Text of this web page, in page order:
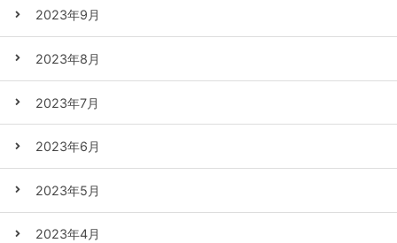
2023年9月
2023年8月
2023年7月
2023年6月
2023年5月
2023年4月